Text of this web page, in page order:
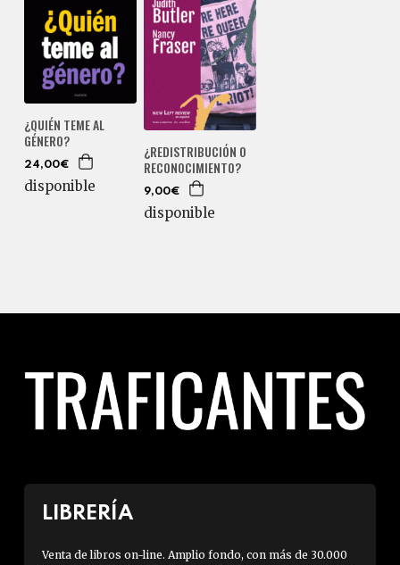
¿QUIÉN TEME AL
GÉNERO?
24,00€
disponible
¿REDISTRIBUCIÓN O
RECONOCIMIENTO?
9,00€
disponible
LIBRERÍA
Venta de libros on-line. Amplio fondo, con más de 30.000